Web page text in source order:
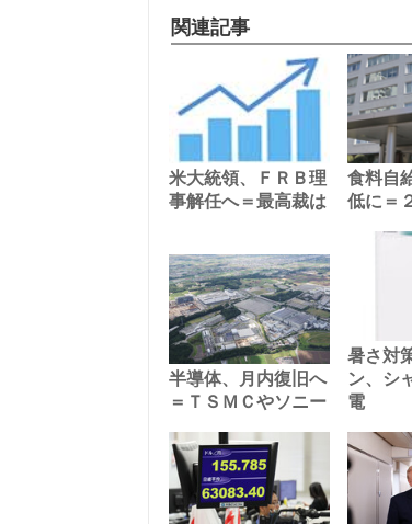
関連記事
米大統領、ＦＲＢ理
事解任へ＝最高裁は
食料自
低に＝
半導体、月内復旧へ
＝ＴＳＭＣやソニー
暑さ対
ン、シ
電